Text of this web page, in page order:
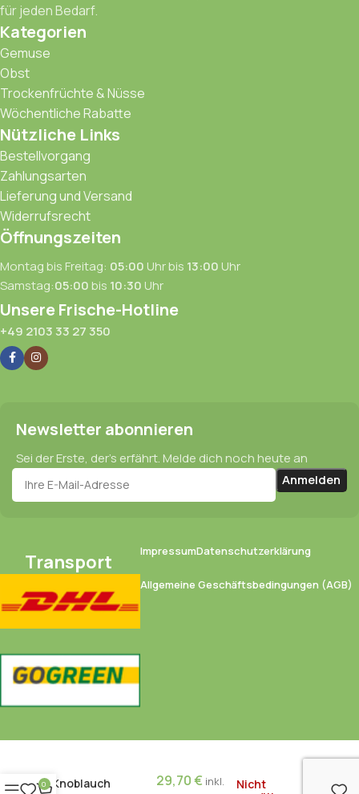
für jeden Bedarf.
Kategorien
Gemuse
Obst
Trockenfrüchte & Nüsse
Wöchentliche Rabatte
Nützliche Links
Bestellvorgang
Zahlungsarten
Lieferung und Versand
Widerrufsrecht
Öffnungszeiten
Montag bis Freitag: 05:00 Uhr bis 13:00 Uhr
Samstag:05:00bis 10:30 Uhr
Unsere Frische-Hotline
+49 2103 33 27 350
Newsletter abonnieren
Sei der Erste, der’s erfährt. Melde dich noch heute an
Transport ImpressumDatenschutzerklärung
Allgemeine Geschäftsbedingungen (AGB)
Knoblauch
29,70€ inkl.
Nicht
0